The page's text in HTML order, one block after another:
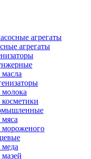
агрегаты
молока
мороженого